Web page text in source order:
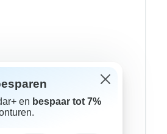
en bespaar tot 7%